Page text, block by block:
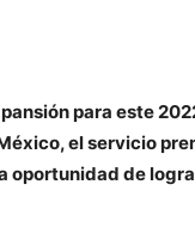
para este
el servicio
de